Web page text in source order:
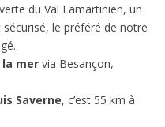
du Val Lamartinien, un
le préféré de notre
la mer via Besançon,
Saverne, c’est 55 km à